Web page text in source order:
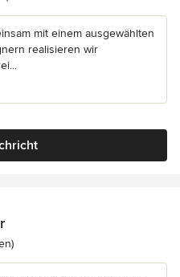
mit einem ausgewählten
realisieren wir
von 5 Sternen